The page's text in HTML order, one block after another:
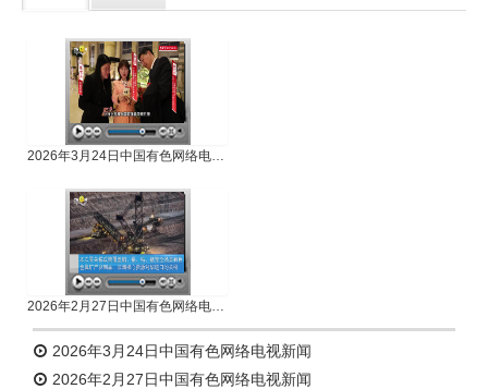
2026年3月24日中国有色网络电视新闻
2026年2月27日中国有色网络电视新闻
2026年3月24日中国有色网络电视新闻
2026年2月27日中国有色网络电视新闻